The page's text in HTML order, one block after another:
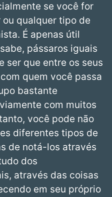
se você for
qualquer tipo de
É apenas útil
pássaros iguais
ser que entre os seus
quem você passa
bastante
com muitos
você pode não
diferentes tipos de
de notá-los através
dos
através das coisas
em seu próprio